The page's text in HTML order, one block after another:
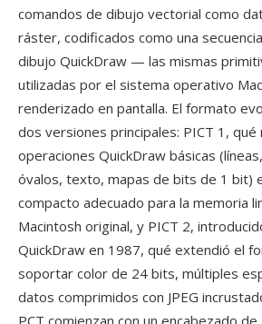
comandos de dibujo vectorial como
ráster, codificados como una
dibujo QuickDraw — las mismas
utilizadas por el sistema operativo
renderizado en pantalla. El formato
dos versiones principales: PICT 1,
operaciones QuickDraw básicas
óvalos, texto, mapas de bits de 1 bit)
compacto adecuado para la memoria
Macintosh original, y PICT 2,
QuickDraw en 1987, qué extendió el
soportar color de 24 bits, múltiples
datos comprimidos con JPEG
PCT comienzan con un encabezado